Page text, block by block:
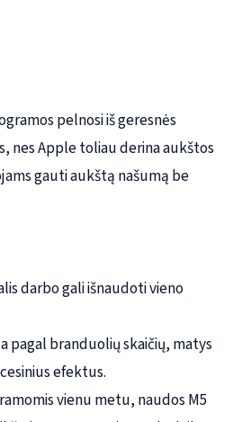
pelnosi iš geresnės
nes Apple toliau derina aukštos
gauti aukštą našumą be
darbo gali išnaudoti vieno
pagal branduolių skaičių, matys
efektus.
vienu metu, naudos M5